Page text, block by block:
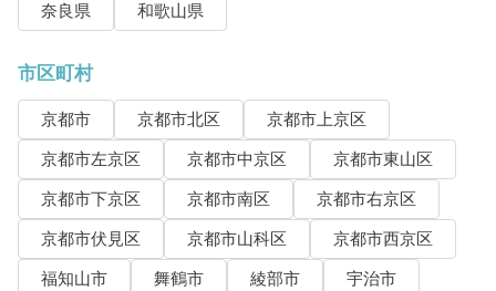
奈良県
和歌山県
市区町村
京都市 京都市北区
京都市上京区
京都市左京区
京都市中京区
京都市東山区
京都市下京区
京都市南区
京都市右京区
京都市伏見区
京都市山科区
京都市西京区
福知山市
舞鶴市 綾部市
宇治市